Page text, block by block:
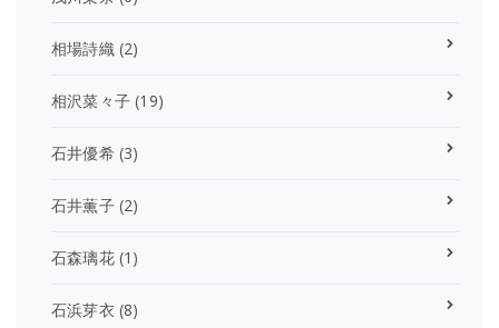
相場詩織(2)
相沢菜々子 (19)
石井優希(3)
石井薫子(2)
石森璃花(1)
石浜芽衣 (8)